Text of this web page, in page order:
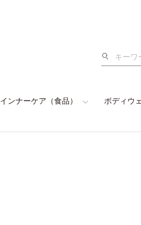
検
インナーケア（食品） ボディウ